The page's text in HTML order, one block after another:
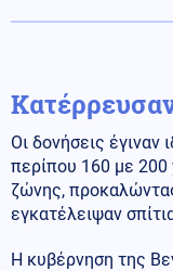
Οι δονήσεις έγιναν
περίπου 160 με 200
ζώνης,
εγκατέλειψαν
Η κυβέρνηση της